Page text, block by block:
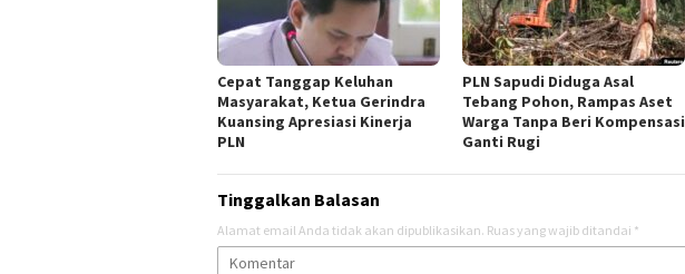
Cepat Tanggap Keluhan
Masyarakat, Ketua Gerindra
Kuansing Apresiasi Kinerja
PLN
PLN Sapudi Diduga Asal
Tebang Pohon, Rampas Aset
Warga Tanpa Beri Kompensasi
Ganti Rugi
Tinggalkan Balasan
Alamat email Anda tidak akan dipublikasikan. Ruas yang wajib ditandai *